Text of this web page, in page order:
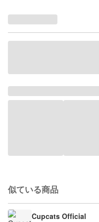
似ている商品
Cupcats Official